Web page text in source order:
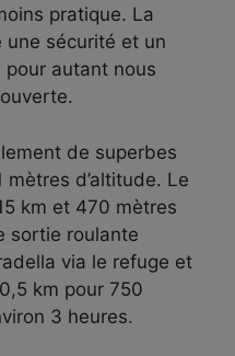
pratique. La
sécurité et un
autant nous
de superbes
d’altitude. Le
km et 470 mètres
sortie roulante
via le refuge et
km pour 750
3 heures.